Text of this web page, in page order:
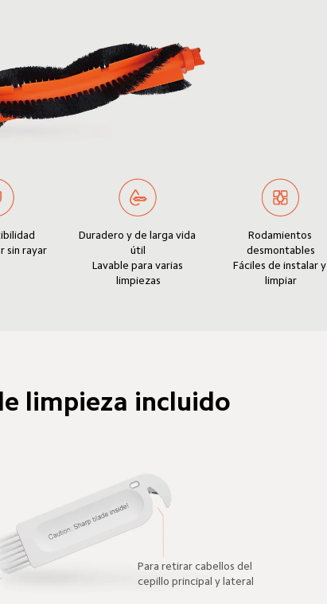
sin rayar
Duradero y de larga vida
útil
Lavable para varias
limpiezas
Rodamientos
desmontables
Fáciles de instalar y
limpiar
limpieza incluido
Para retirar cabellos del
cepillo principal y lateral